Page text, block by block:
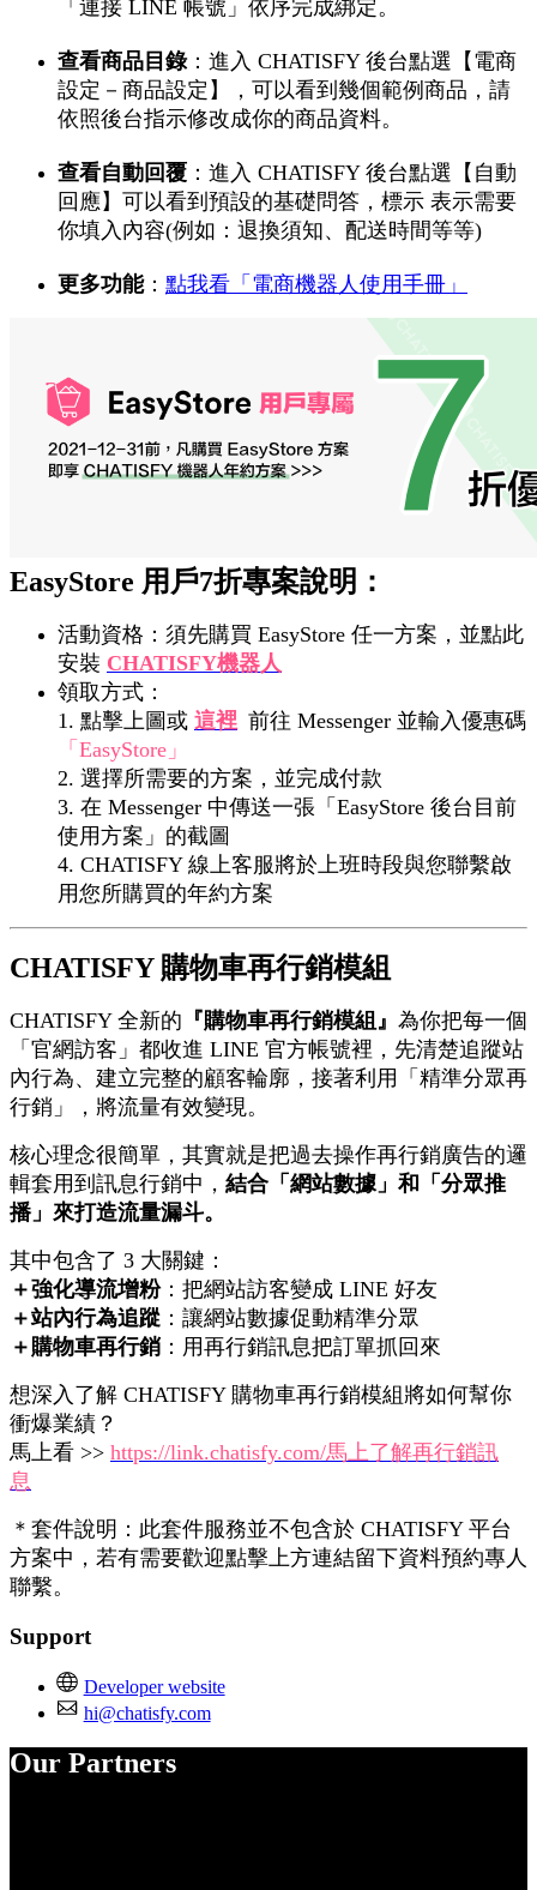
「連接 LINE 帳號」依序完成綁定。
查看商品目錄：進入 CHATISFY 後台點選【電商
設定－商品設定】，可以看到幾個範例商品，請
依照後台指示修改成你的商品資料。
查看自動回覆 ：進入 CHATISFY 後台點選【自動
回應】可以看到預設的基礎問答，標示 表示需要
你填入內容(例如：退換須知、配送時間等等)
更多功能： 點我看「電商機器人使用手冊」
EasyStore 用戶7折專案說明：
活動資格：須先購買 EasyStore 任一方案，並點此
安裝 CHATISFY機器人
領取方式：
1. 點擊上圖或 這裡 前往 Messenger 並輸入優惠碼
「EasyStore」
2. 選擇所需要的方案，並完成付款
3. 在 Messenger 中傳送一張「EasyStore 後台目前
使用方案」的截圖
4. CHATISFY 線上客服將於上班時段與您聯繫啟
用您所購買的年約方案
CHATISFY 購物車再行銷模組
CHATISFY 全新的 『購物車再行銷模組』 為你把每一個
「官網訪客」都收進 LINE 官方帳號裡，先清楚追蹤站
內行為、建立完整的顧客輪廓，接著利用「精準分眾再
行銷」，將流量有效變現。
核心理念很簡單，其實就是把過去操作再行銷廣告的邏
輯套用到訊息行銷中， 結合「網站數據」和「分眾推
播」來打造流量漏斗。
其中包含了 3 大關鍵：
＋強化導流增粉：把網站訪客變成 LINE 好友
＋站內行為追蹤 ：讓網站數據促動精準分眾
＋購物車再行銷 ：用再行銷訊息把訂單抓回來
想深入了解 CHATISFY 購物車再行銷模組將如何幫你
衝爆業績？
馬上看 >> https://link.chatisfy.com/馬上了解再行銷訊
息
＊套件說明：此套件服務並不包含於 CHATISFY 平台
方案中，若有需要歡迎點擊上方連結留下資料預約專人
聯繫。
Support
Developer website
hi@chatisfy.com
Our Partners